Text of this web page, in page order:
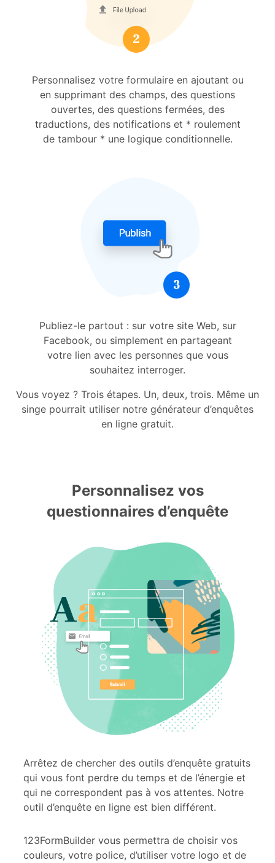
Personnalisez votre formulaire en ajoutant ou
en supprimant des champs, des questions
ouvertes, des questions fermées, des
traductions, des notifications et * roulement
de tambour * une logique conditionnelle.
Publiez-le partout : sur votre site Web, sur
Facebook, ou simplement en partageant
votre lien avec les personnes que vous
souhaitez interroger.
Vous voyez ? Trois étapes. Un, deux, trois. Même un
singe pourrait utiliser notre générateur d’enquêtes
en ligne gratuit.
Personnalisez vos
questionnaires d’enquête
Arrêtez de chercher des outils d’enquête gratuits
qui vous font perdre du temps et de l’énergie et
qui ne correspondent pas à vos attentes. Notre
outil d’enquête en ligne est bien différent.
123FormBuilder vous permettra de choisir vos
couleurs, votre police, d’utiliser votre logo et de